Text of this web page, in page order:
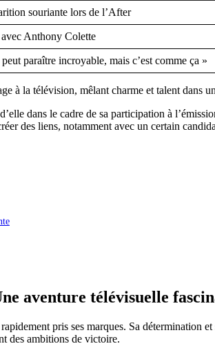
souriante lors de l’After
Anthony Colette
paraître incroyable, mais c’est comme ça »
dans le cadre de sa participation à
des liens, notamment avec un certain
aventure télévisuelle
pris ses marques. Sa détermination
des ambitions de victoire.